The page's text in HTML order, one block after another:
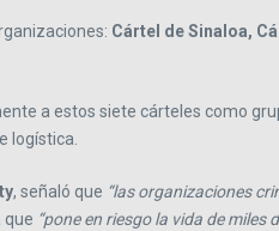
Cártel de Sinaloa,
a estos siete cárteles como
logística.
, señaló que “las organizaciones
que “pone en riesgo la vida de miles